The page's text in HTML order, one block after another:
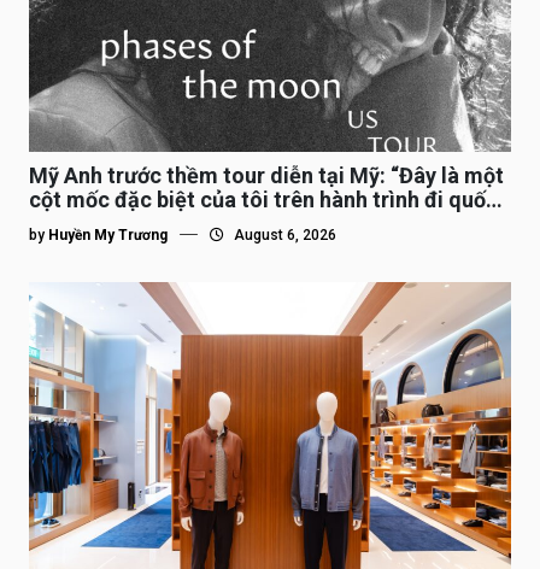
Mỹ Anh trước thềm tour diễn tại Mỹ: “Đây là một
cột mốc đặc biệt của tôi trên hành trình đi quốc
tế”
by Huyền My Trương August 6, 2026